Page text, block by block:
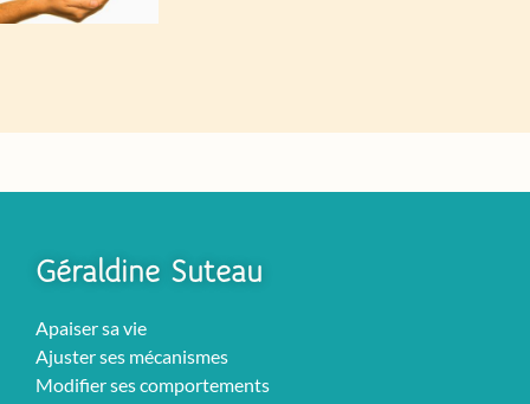
Géraldine Suteau
Apaiser sa vie
Ajuster ses mécanismes
Modifier ses comportements